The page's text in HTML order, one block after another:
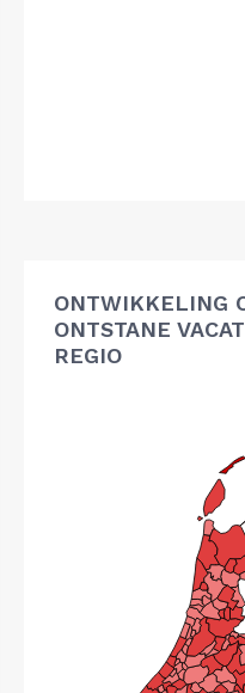
ONTWIKKELING
ONTSTANE
REGIO